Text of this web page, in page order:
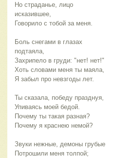
Но страданье, лицо
исказившее,
Говорило с тобой за меня.
Боль снегами в глазах
подтаяла,
Захрипело в груди: "нет! нет!"
Хоть словами меня ты маяла,
Я забыл про невзгоды лет.
Ты сказала, победу празднуя,
Упиваясь моей бедой.
Почему ты такая разная?
Почему я краснею немой?
Звуки нежные, демоны грубые
Потрошили меня толпой;